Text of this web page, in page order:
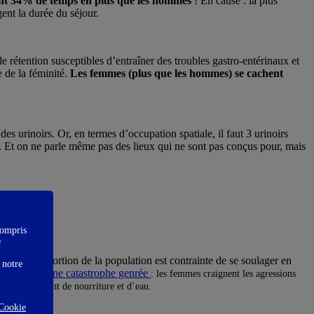
la durée du séjour.
rétention susceptibles d’entraîner des troubles gastro-entérinaux et
de la féminité. Les femmes (plus que les hommes) se cachent
urinoirs. Or, en termes d’occupation spatiale, il faut 3 urinoirs
on ne parle même pas des lieux qui ne sont pas conçus pour, mais
forte proportion de la population est contrainte de se soulager en
Et c’est une catastrophe genrée : les femmes craignent les agressions
se privent de nourriture et d’eau.
notre